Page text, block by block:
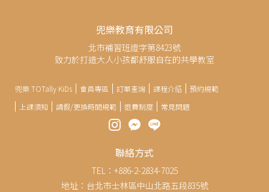
兜樂教育有限公司
北市補習班證字第8423號
致力於打造大人小孩都舒服自在的共學教室
兜樂 TOTally KiDs 會員專區 訂單查詢 課程介紹
預約規範
上課須知
請假/更換時間規範 退費制度 常見問題
聯絡方式
TEL：+886-2-2834-7025
地址：台北市士林區中山北路五段835號